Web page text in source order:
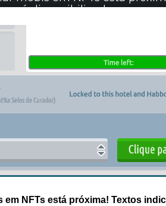
disponibilizada e, cas...
NFTs está próxima! Textos